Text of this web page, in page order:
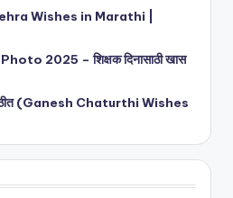
Wishes in Marathi |
2025 – शिक्षक दिनासाठी खास
(Ganesh Chaturthi Wishes